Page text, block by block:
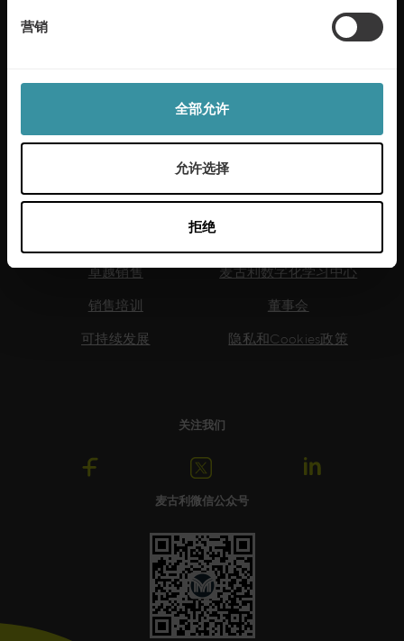
营销
全部允许
允许选择
拒绝
麦古利国际每年在50多个国家帮助客户实现卓越的销
了解更多
常用链接
卓越销售
销售培训
可持续发展
麦古利数字化学习中心
董事会
隐私和Cookies政策
关注我们
麦古利微信公众号